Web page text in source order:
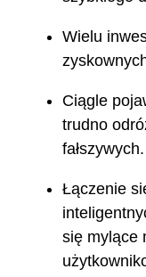
Wielu
Ciągle
trudno
fałszywych.
Łączenie
się mylące